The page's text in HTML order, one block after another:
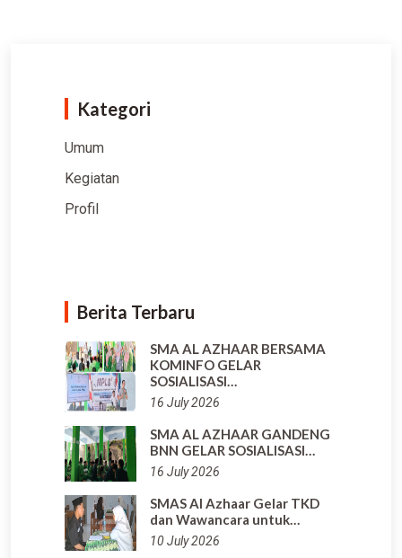
Kategori
Umum
Kegiatan
Profil
Berita Terbaru
SMA AL AZHAAR BERSAMA
KOMINFO GELAR
SOSIALISASI…
16 July 2026
SMA AL AZHAAR GANDENG
BNN GELAR SOSIALISASI…
16 July 2026
SMAS Al Azhaar Gelar TKD
dan Wawancara untuk…
10 July 2026